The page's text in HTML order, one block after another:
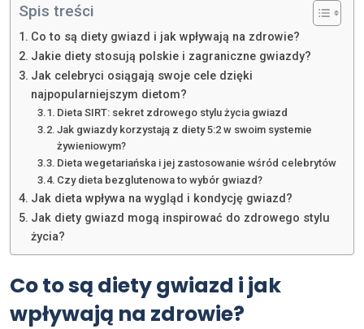
Spis treści
Co to są diety gwiazd i jak wpływają na zdrowie?
Jakie diety stosują polskie i zagraniczne gwiazdy?
Jak celebryci osiągają swoje cele dzięki
najpopularniejszym dietom?
Dieta SIRT: sekret zdrowego stylu życia gwiazd
Jak gwiazdy korzystają z diety 5:2 w swoim systemie
żywieniowym?
Dieta wegetariańska i jej zastosowanie wśród celebrytów
Czy dieta bezglutenowa to wybór gwiazd?
Jak dieta wpływa na wygląd i kondycję gwiazd?
Jak diety gwiazd mogą inspirować do zdrowego stylu
życia?
Co to są diety gwiazd i jak
wpływają na zdrowie?